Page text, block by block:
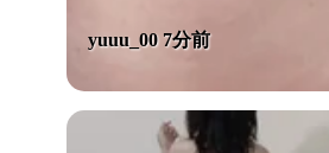
yuuu_00 7分前